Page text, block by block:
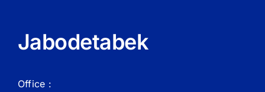
Jabodetabek
Office :